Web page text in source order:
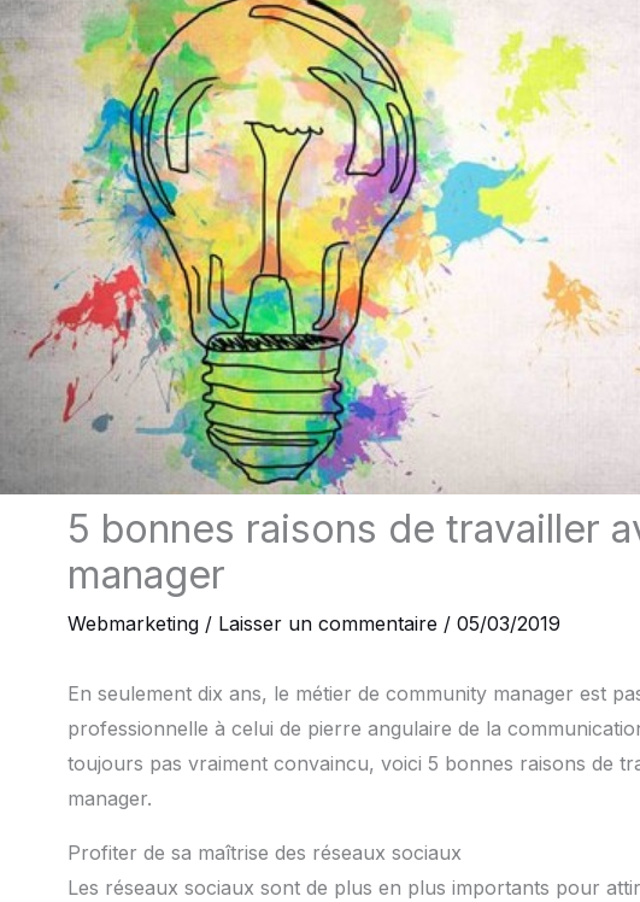
5 bonnes raisons de travailler
manager
Webmarketing/ Laisser un commentaire / 05/03/2019
En seulement dix ans, le métier de community manager est
professionnelle à celui de pierre angulaire de la
toujours pas vraiment convaincu, voici 5 bonnes raisons de
manager.
Profiter de sa maîtrise des réseaux sociaux
Les réseaux sociaux sont de plus en plus importants pour